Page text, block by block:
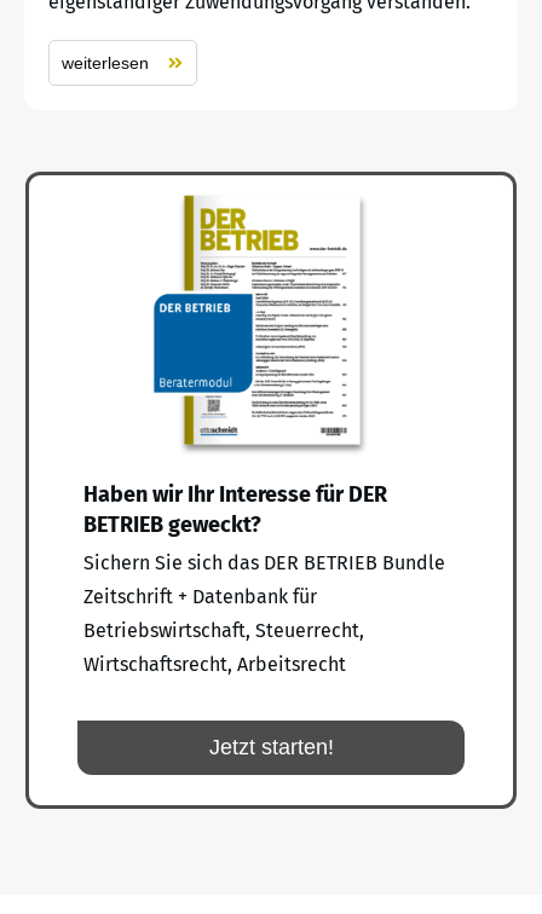
weiterlesen
Haben wir Ihr Interesse für DER
BETRIEB geweckt?
Sichern Sie sich das DER BETRIEB Bundle
Zeitschrift + Datenbank für
Betriebswirtschaft, Steuerrecht,
Wirtschaftsrecht, Arbeitsrecht
Jetzt starten!